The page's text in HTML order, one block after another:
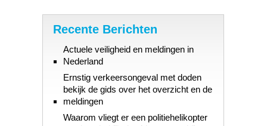
Recente Berichten
Actuele veiligheid en meldingen in
Nederland
Ernstig verkeersongeval met doden
bekijk de gids over het overzicht en de
meldingen
Waarom vliegt er een politiehelikopter